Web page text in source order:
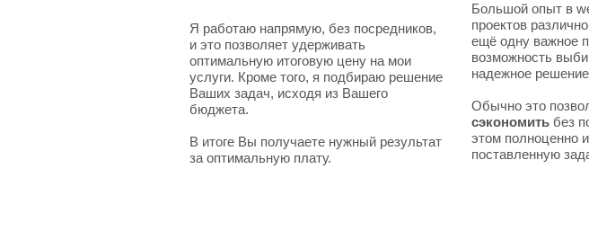
Я работаю напрямую, без посредников,
и это позволяет удерживать
оптимальную итоговую цену на мои
услуги. Кроме того, я подбираю решение
Ваших задач, исходя из Вашего
бюджета.
В итоге Вы получаете нужный результат
за оптимальную плату.
Большой опыт в
проектов
ещё одну важное
возможность
надежное
Обычно это
сэкономитьбез
этом полноценно
поставленную